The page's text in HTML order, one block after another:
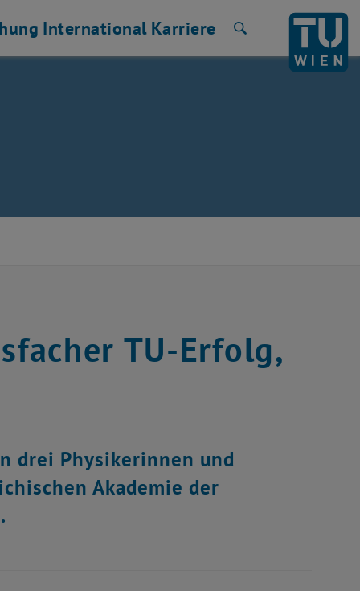
International Karriere
TU-Erfolg,
drei Physikerinnen und
Akademie der